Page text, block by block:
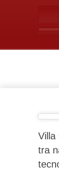
Villa
tra